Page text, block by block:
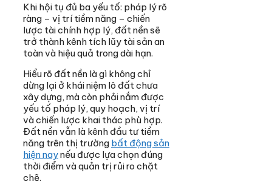
Khi hội tụ đủ ba yếu tố: pháp lý rõ
ràng – vị trí tiềm năng – chiến
lược tài chính hợp lý, đất nền sẽ
trở thành kênh tích lũy tài sản an
toàn và hiệu quả trong dài hạn.
Hiểu rõ đất nền là gì không chỉ
dừng lại ở khái niệm lô đất chưa
xây dựng, mà còn phải nắm được
yếu tố pháp lý, quy hoạch, vị trí
và chiến lược khai thác phù hợp.
Đất nền vẫn là kênh đầu tư tiềm
năng trên thị trường bất động sản
hiện naynếu được lựa chọn đúng
thời điểm và quản trị rủi ro chặt
chẽ.